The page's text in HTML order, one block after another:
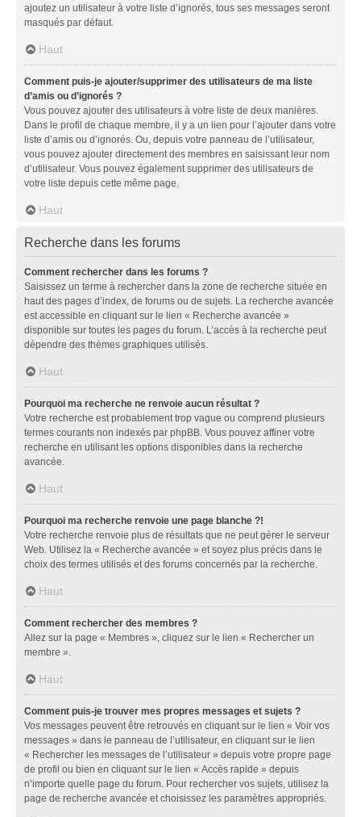
ajoutez un utilisateur à votre liste d’ignorés, tous ses messages seront
masqués par défaut.
Haut
Comment puis-je ajouter/supprimer des utilisateurs de ma liste
d’amis ou d’ignorés ?
Vous pouvez ajouter des utilisateurs à votre liste de deux manières.
Dans le profil de chaque membre, il y a un lien pour l’ajouter dans votre
liste d’amis ou d’ignorés. Ou, depuis votre panneau de l’utilisateur,
vous pouvez ajouter directement des membres en saisissant leur nom
d’utilisateur. Vous pouvez également supprimer des utilisateurs de
votre liste depuis cette même page.
Haut
Recherche dans les forums
Comment rechercher dans les forums ?
Saisissez un terme à rechercher dans la zone de recherche située en
haut des pages d’index, de forums ou de sujets. La recherche avancée
est accessible en cliquant sur le lien « Recherche avancée »
disponible sur toutes les pages du forum. L’accès à la recherche peut
dépendre des thèmes graphiques utilisés.
Haut
Pourquoi ma recherche ne renvoie aucun résultat ?
Votre recherche est probablement trop vague ou comprend plusieurs
termes courants non indexés par phpBB. Vous pouvez affiner votre
recherche en utilisant les options disponibles dans la recherche
avancée.
Haut
Pourquoi ma recherche renvoie une page blanche ?!
Votre recherche renvoie plus de résultats que ne peut gérer le serveur
Web. Utilisez la « Recherche avancée » et soyez plus précis dans le
choix des termes utilisés et des forums concernés par la recherche.
Haut
Comment rechercher des membres ?
Allez sur la page « Membres », cliquez sur le lien « Rechercher un
membre ».
Haut
Comment puis-je trouver mes propres messages et sujets ?
Vos messages peuvent être retrouvés en cliquant sur le lien « Voir vos
messages » dans le panneau de l’utilisateur, en cliquant sur le lien
« Rechercher les messages de l’utilisateur » depuis votre propre page
de profil ou bien en cliquant sur le lien « Accès rapide » depuis
n’importe quelle page du forum. Pour rechercher vos sujets, utilisez la
page de recherche avancée et choisissez les paramètres appropriés.